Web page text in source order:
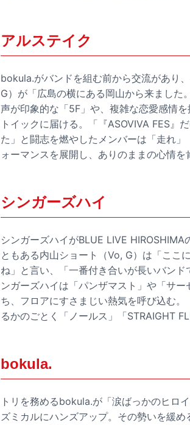
アルステイク
bokula.がバンドを組む前から交流があり
G）が「広島の横にある岡山から来ました
声が印象的な「5F」や、複雑な恋愛感情
トイックに届ける。「『ASOVIVA FES』
た」と闘志を燃やしたメンバーは「走れ
ォーマンスを展開し、ありのままの心情を
シンガーズハイ
シンガーズハイがBLUE LIVE
ともある内山ショート（Vo, G）は「ここ
ね」と言い、「一番付き合いが長いバン
ンガーズハイは「パンザマスト」や「サ
ち、フロアにすさまじい熱気を呼び込む
るかのごとく「ノールス」「STRAIGHT
bokula.
トリを務めるbokula.が「涙ばっかのヒロ
ズミカルにハンズアップ。その勢いを緩